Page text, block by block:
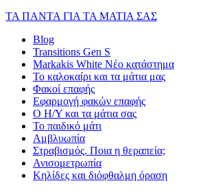
ΤΑ ΠΑΝΤΑ ΓΙΑ ΤΑ ΜΑΤΙΑ ΣΑΣ
Blog
Transitions Gen S
Markakis White Νέο κατάστημα
Το καλοκαίρι και τα μάτια μας
Φακοί επαφής
Εφαρμογή φακών επαφής
Ο Η/Υ και τα μάτια σας
Το παιδικό μάτι
Αμβλυωπία
Στραβισμός. Ποια η θεραπεία;
Ανισομετρωπία
Κηλίδες και διόφθαλμη όραση